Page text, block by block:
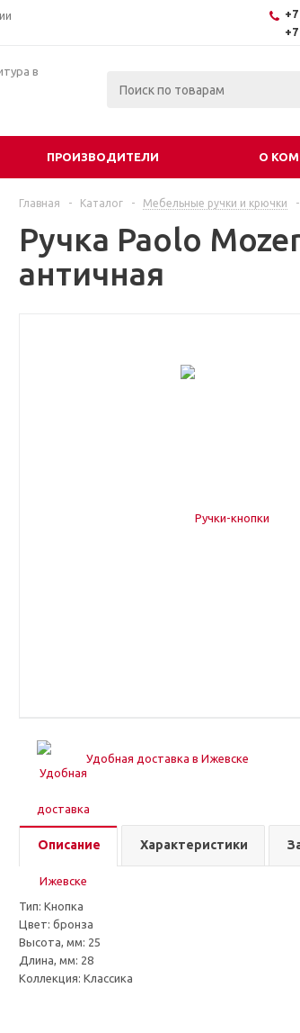
в
ПРОИЗВОДИТЕЛИ О
Главная - Каталог - Мебельные ручки и крючки -
Ручка Paolo
античная
Удобная доставка в Ижевске
Описание Характеристики
Тип: Кнопка
Цвет: бронза
Высота, мм: 25
Длина, мм: 28
Коллекция: Классика